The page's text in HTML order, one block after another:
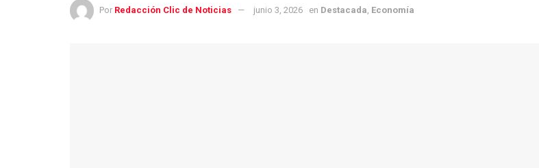
Por Redacción Clic de Noticias junio 3, 2026 en Destacada Economía